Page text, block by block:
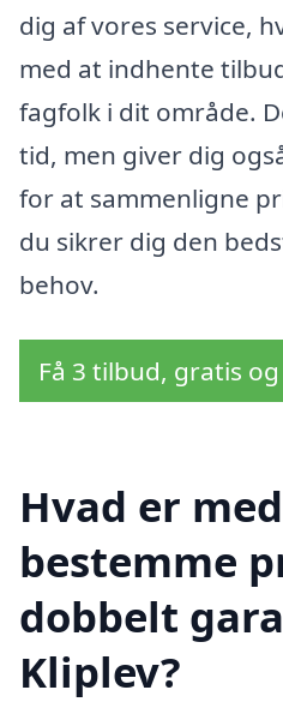
dig af vores service,
med at indhente
fagfolk i dit område.
tid, men giver dig
for at sammenligne
du sikrer dig den
behov.
Få 3 tilbud, gratis
Hvad er
bestemme
dobbelt
Kliplev?